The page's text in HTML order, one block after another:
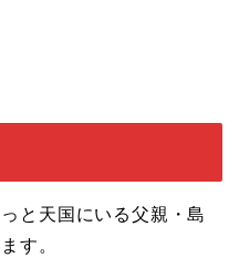
と天国にいる父親・島
す。